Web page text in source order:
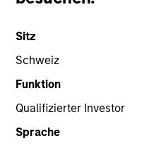
Sitz
Schweiz
Funktion
Qualifizierter Investor
Sprache